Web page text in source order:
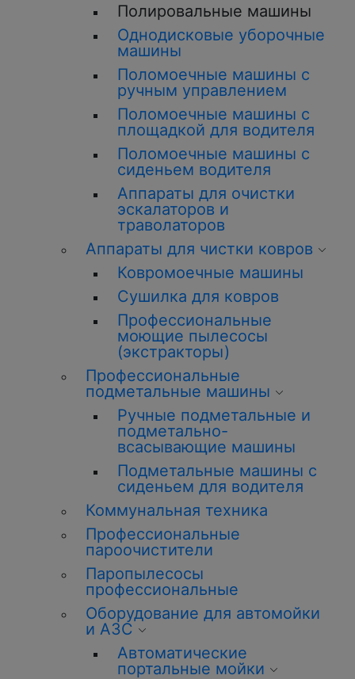
Полировальные машины
Однодисковые уборочные
машины
Поломоечные машины с
ручным управлением
Поломоечные машины с
площадкой для водителя
Поломоечные машины с
сиденьем водителя
Аппараты для очистки
эскалаторов и
траволаторов
Аппараты для чистки ковров
Ковромоечные машины
Сушилка для ковров
Профессиональные
моющие пылесосы
(экстракторы)
Профессиональные
подметальные машины
Ручные подметальные и
подметально-
всасывающие машины
Подметальные машины с
сиденьем для водителя
Коммунальная техника
Профессиональные
пароочистители
Паропылесосы
профессиональные
Оборудование для автомойки
и АЗС
Автоматические
портальные мойки